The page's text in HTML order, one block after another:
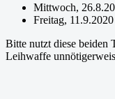
Mittwoch,
Freitag,
Bitte nutzt diese beiden
Leihwaffe